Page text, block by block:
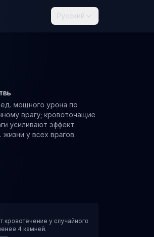
Русский
мощного урона по
врагу; кровоточащие
усиливают эффект.
у всех врагов.
кровотечение у случайного
4 камней.